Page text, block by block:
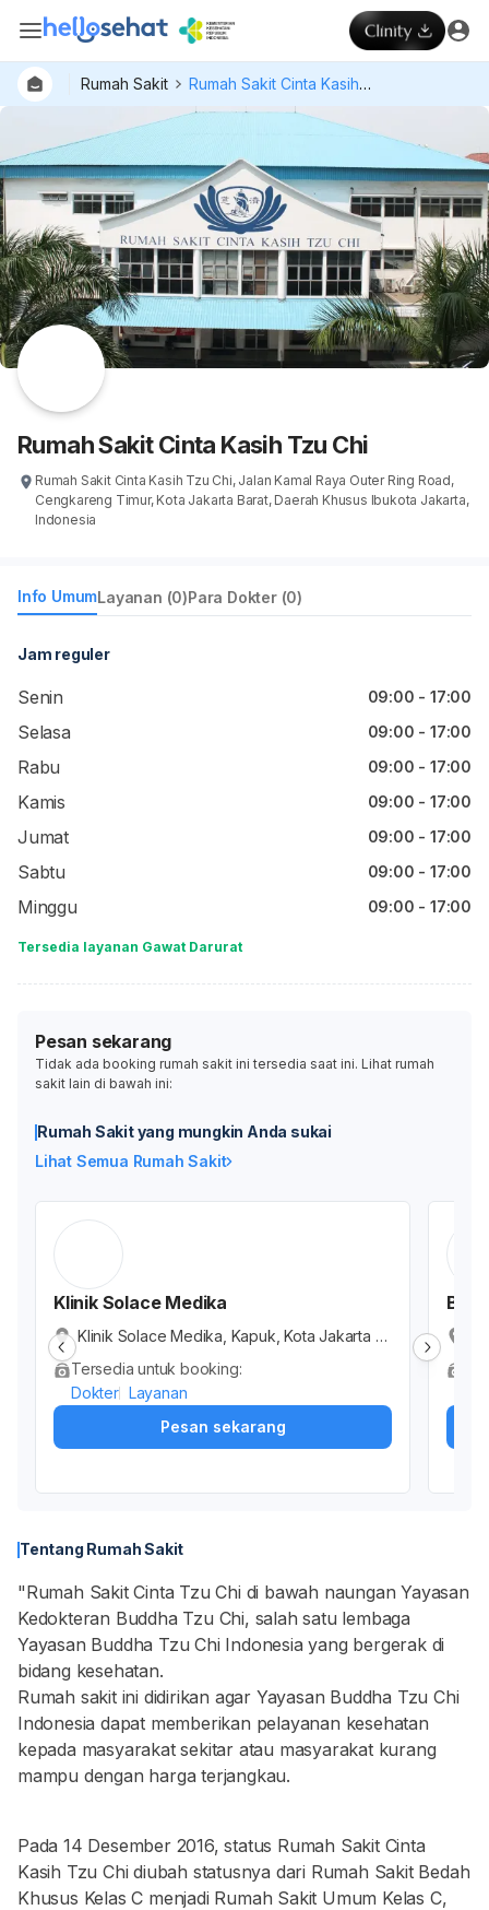
Rumah Sakit Rumah Sakit Cinta Kasih Tzu Chi
Rumah Sakit Cinta Kasih Tzu Chi
Rumah Sakit Cinta Kasih Tzu Chi, Jalan Kamal Raya Outer Ring Road,
Cengkareng Timur, Kota Jakarta Barat, Daerah Khusus Ibukota Jakarta,
Indonesia
Info UmumLayanan (0)Para Dokter (0)
Jam reguler
Senin 09:00 - 17:00
Selasa 09:00 - 17:00
Rabu 09:00 - 17:00
Kamis 09:00 - 17:00
Jumat 09:00 - 17:00
Sabtu 09:00 - 17:00
Minggu 09:00 - 17:00
Tersedia layanan Gawat Darurat
Pesan sekarang
Tidak ada booking rumah sakit ini tersedia saat ini. Lihat rumah
sakit lain di bawah ini:
Rumah Sakit yang mungkin Anda sukai
Lihat Semua Rumah Sakit
Klinik Solace Medika
Klinik Solace Medika, Kapuk, Kota Jakarta B
arat, Daerah Khusus Ibukota Jakarta, Indone
sia
Tersedia untuk booking:
Dokter Layanan
Pesan sekarang
Tentang Rumah Sakit
"Rumah Sakit Cinta Tzu Chi di bawah naungan Yayasan
Kedokteran Buddha Tzu Chi, salah satu lembaga
Yayasan Buddha Tzu Chi Indonesia yang bergerak di
bidang kesehatan.
Rumah sakit ini didirikan agar Yayasan Buddha Tzu Chi
Indonesia dapat memberikan pelayanan kesehatan
kepada masyarakat sekitar atau masyarakat kurang
mampu dengan harga terjangkau.
Pada 14 Desember 2016, status Rumah Sakit Cinta
Kasih Tzu Chi diubah statusnya dari Rumah Sakit Bedah
Khusus Kelas C menjadi Rumah Sakit Umum Kelas C,